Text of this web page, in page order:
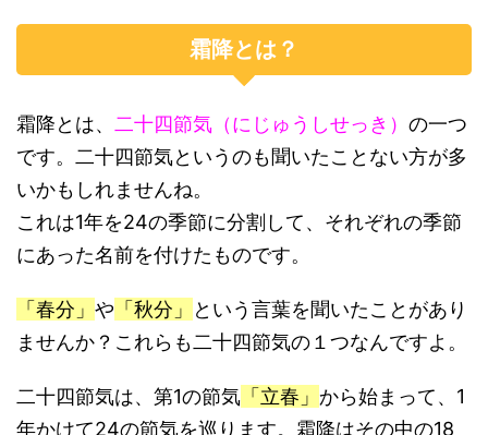
霜降とは？
霜降とは、 二十四節気（にじゅうしせっき） の一つ
です。二十四節気というのも聞いたことない方が多
いかもしれませんね。
これは1年を24の季節に分割して、それぞれの季節
にあった名前を付けたものです。
「春分」 や 「秋分」
という言葉を聞いたことがあり
ませんか？これらも二十四節気の１つなんですよ。
二十四節気は、第1の節気 「立春」 から始まって、1
年かけて24の節気を巡ります。霜降はその中の18